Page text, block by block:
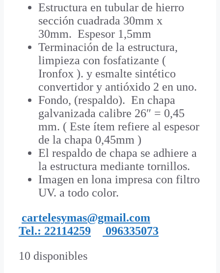
Estructura en tubular de hierro
sección cuadrada 30mm x
30mm. Espesor 1,5mm
Terminación de la estructura,
limpieza con fosfatizante (
Ironfox ). y esmalte sintético
convertidor y antióxido 2 en uno.
Fondo, (respaldo). En chapa
galvanizada calibre 26″ = 0,45
mm. ( Este ítem refiere al espesor
de la chapa 0,45mm )
El respaldo de chapa se adhiere a
la estructura mediante tornillos.
Imagen en lona impresa con filtro
UV. a todo color.
cartelesymas@gmail.com
Tel.: 22114259
096335073
10 disponibles